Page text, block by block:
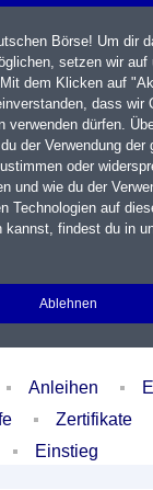
Watchlist Portfolio
Anleihen
Zertifikate
Einstieg
Börse! Um dir
setzen wir auf
dem Klicken auf
dass wir
verwenden dürfen.
der Verwendung der
oder
und wie du der
Technologien auf
kannst, findest du in
Ablehnen